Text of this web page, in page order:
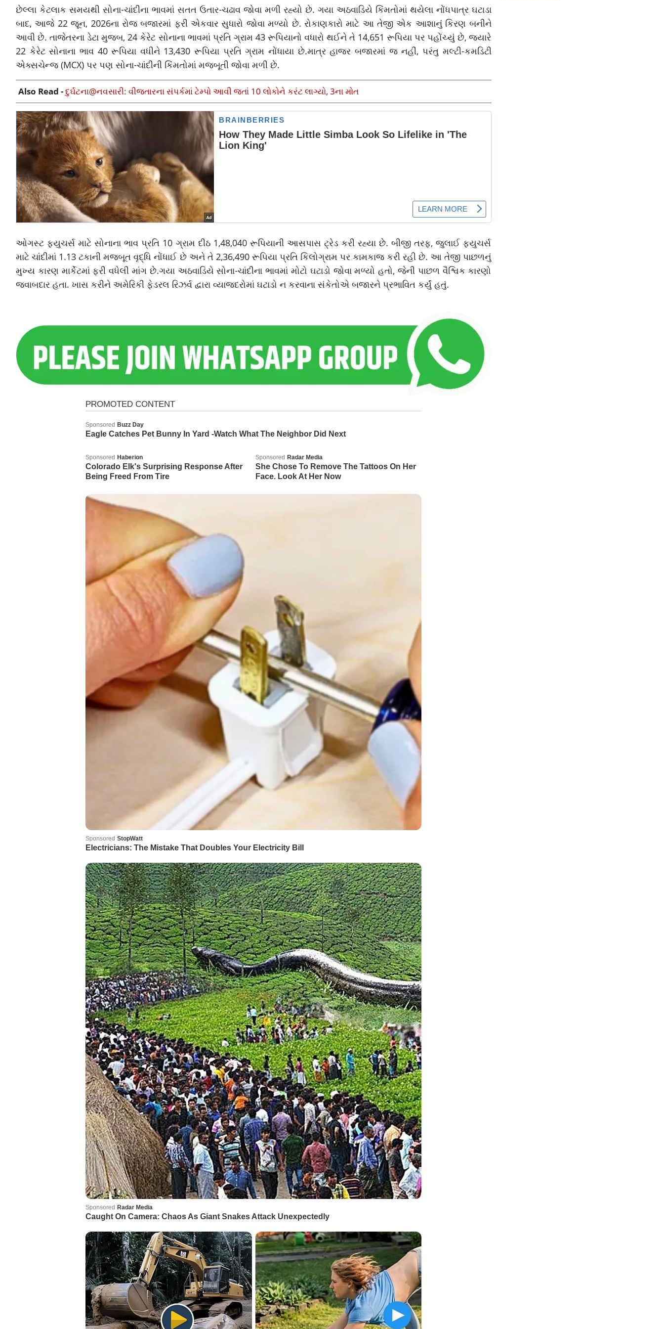
છેલ્લા કેટલાક સમયથી સોના-ચાંદીના ભાવમાં સતત ઉતાર-ચઢાવ જોવા મળી રહ્યો છે. ગયા અઠવાડિયે કિંમતોમાં થયેલા નોંધપાત્ર ઘટાડા
બાદ, આજે 22 જૂન, 2026ના રોજ બજારમાં ફરી એકવાર સુધારો જોવા મળ્યો છે. રોકાણકારો માટે આ તેજી એક આશાનું કિરણ બનીને
આવી છે. તાજેતરના ડેટા મુજબ, 24 કેરેટ સોનાના ભાવમાં પ્રતિ ગ્રામ 43 રૂપિયાનો વધારો થઈને તે 14,651 રૂપિયા પર પહોંચ્યું છે, જ્યારે
22 કેરેટ સોનાના ભાવ 40 રૂપિયા વધીને 13,430 રૂપિયા પ્રતિ ગ્રામ નોંધાયા છે.માત્ર હાજર બજારમાં જ નહીં, પરંતુ મલ્ટી-કમડિટી
એક્સચેન્જ (MCX) પર પણ સોના-ચાંદીની કિંમતોમાં મજબૂતી જોવા મળી છે.
Also Read -દુર્ઘટના@નવસારી: વીજતારના સંપર્કમાં ટેમ્પો આવી જતાં 10 લોકોને કરંટ લાગ્યો, 3ના મોત
ઓગસ્ટ ફ્યુચર્સ માટે સોનાના ભાવ પ્રતિ 10 ગ્રામ દીઠ 1,48,040 રૂપિયાની આસપાસ ટ્રેડ કરી રહ્યા છે. બીજી તરફ, જુલાઈ ફ્યુચર્સ
માટે ચાંદીમાં 1.13 ટકાની મજબૂત વૃદ્ધિ નોંધાઈ છે અને તે 2,36,490 રૂપિયા પ્રતિ કિલોગ્રામ પર કામકાજ કરી રહી છે. આ તેજી પાછળનું
મુખ્ય કારણ માર્કેટમાં ફરી વધેલી માંગ છે.ગયા અઠવાડિયે સોના-ચાંદીના ભાવમાં મોટો ઘટાડો જોવા મળ્યો હતો, જેની પાછળ વૈશ્વિક કારણો
જવાબદાર હતા. ખાસ કરીને અમેરિકી ફેડરલ રિઝર્વ દ્વારા વ્યાજદરોમાં ઘટાડો ન કરવાના સંકેતોએ બજારને પ્રભાવિત કર્યું હતું.